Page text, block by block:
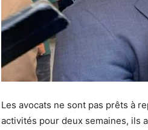
Les avocats ne sont pas prêts à
activités pour deux semaines, ils